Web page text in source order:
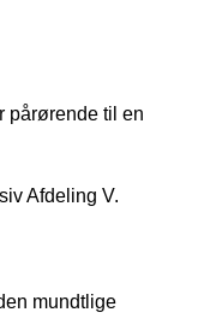
pårørende til en
Afdeling V.
mundtlige